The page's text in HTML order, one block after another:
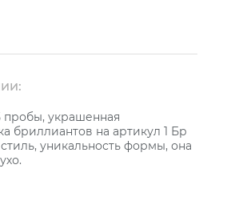
бриллиантов на артикул 1 Бр
уникальность формы, она